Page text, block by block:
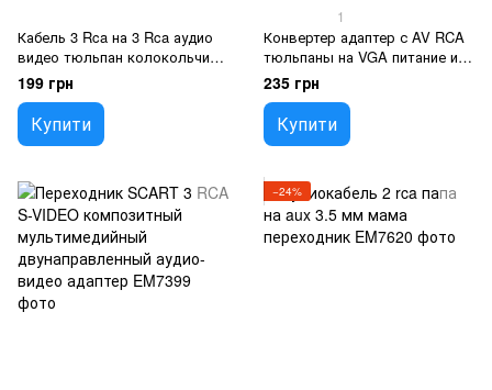
Кабель 3 Rca на 3 Rca аудио
видео тюльпан колокольчики
1,8 м
199 грн
Купити
1
Конвертер адаптер с AV RCA
тюльпаны на VGA питание и
аудио AV2VGA
преобразователь
колокольчики
235 грн
Купити
−24%